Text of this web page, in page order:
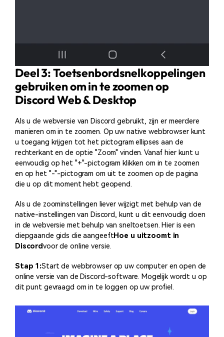
Deel 3: Toetsenbordsnelkoppelingen
gebruiken om in te zoomen op
Discord Web & Desktop
Als u de webversie van Discord gebruikt, zijn er meerdere
manieren om in te zoomen. Op uw native webbrowser kunt
u toegang krijgen tot het pictogram ellipses aan de
rechterkant en de optie "Zoom" vinden. Vanaf hier kunt u
eenvoudig op het "+"-pictogram klikken om in te zoomen
en op het "-"-pictogram om uit te zoomen op de pagina
die u op dit moment hebt geopend.
Als u de zoominstellingen liever wijzigt met behulp van de
native-instellingen van Discord, kunt u dit eenvoudig doen
in de webversie met behulp van sneltoetsen. Hier is een
diepgaande gids die aangeeftHoe u uitzoomt in
Discordvoor de online versie.
Stap 1:Start de webbrowser op uw computer en open de
online versie van de Discord-software. Mogelijk wordt u op
dit punt gevraagd om in te loggen op uw profiel.